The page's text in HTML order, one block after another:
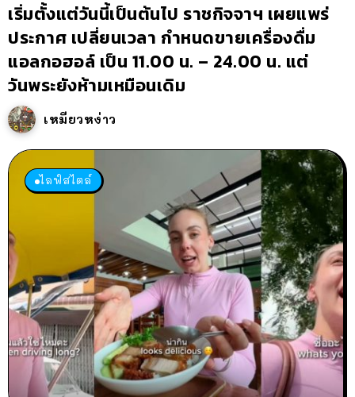
เริ่มตั้งแต่วันนี้เป็นต้นไป ราชกิจจาฯ เผยแพร่
ประกาศ เปลี่ยนเวลา กำหนดขายเครื่องดื่ม
แอลกอฮอล์ เป็น 11.00 น. – 24.00 น. แต่
วันพระยังห้ามเหมือนเดิม
เหมียวหง่าว
ไลฟ์สไตล์